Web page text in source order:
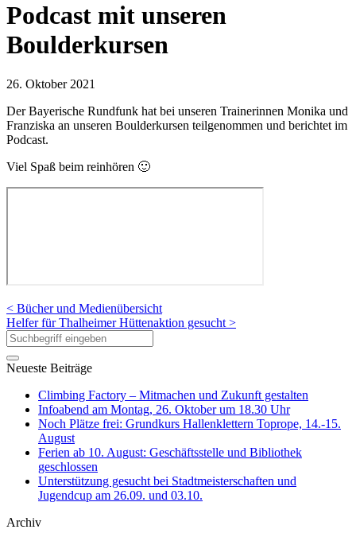
Podcast mit unseren
Boulderkursen
26. Oktober 2021
Der Bayerische Rundfunk hat bei unseren Trainerinnen Monika und
Franziska an unseren Boulderkursen teilgenommen und berichtet im
Podcast.
Viel Spaß beim reinhören 🙂
< Bücher und Medienübersicht
Helfer für Thalheimer Hüttenaktion gesucht >
Neueste Beiträge
Climbing Factory – Mitmachen und Zukunft gestalten
Infoabend am Montag, 26. Oktober um 18.30 Uhr
Noch Plätze frei: Grundkurs Hallenklettern Toprope, 14.-15.
August
Ferien ab 10. August: Geschäftsstelle und Bibliothek
geschlossen
Unterstützung gesucht bei Stadtmeisterschaften und
Jugendcup am 26.09. und 03.10.
Archiv